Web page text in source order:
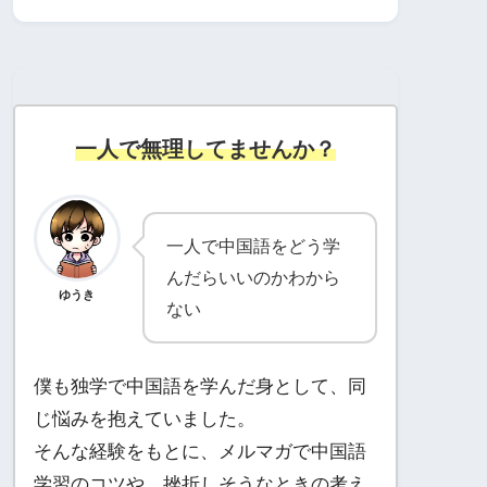
一人で無理してませんか？
ゆうき
一人で中国語をどう学
んだらいいのかわから
ない
僕も独学で中国語を学んだ身として、同
じ悩みを抱えていました。
そんな経験をもとに、メルマガで中国語